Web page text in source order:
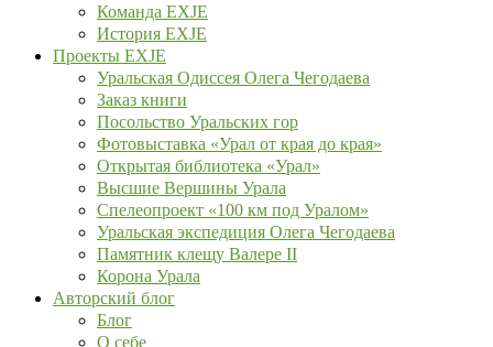
Команда EXJE
История EXJE
Проекты EXJE
Уральская Одиссея Олега Чегодаева
Заказ книги
Посольство Уральских гор
Фотовыставка «Урал от края до края»
Открытая библиотека «Урал»
Высшие Вершины Урала
Спелеопроект «100 км под Уралом»
Уральская экспедиция Олега Чегодаева
Памятник клещу Валере II
Корона Урала
Авторский блог
Блог
О себе